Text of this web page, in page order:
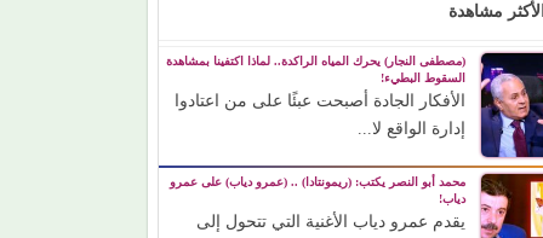
مشاهدة
(مصطفى النجار) يحرك المياه الراكدة.. لماذا اكتفينا بمشاهدة
السقوط البطيء!
الأفكار الجادة أصبحت عبئًا على من اعتادوا
إدارة الواقع لا...
محمد أبو النصر يكتب: (ريمونتادا) .. (عمرو دياب) على عمرو
دياب!
يقدم عمرو دياب الأغنية التي تتحول إلى